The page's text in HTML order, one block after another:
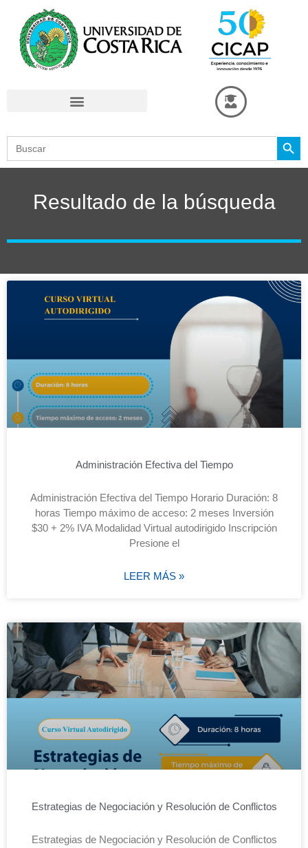
contenido
Search
for:
Search Button
Resultado de la búsqueda
Administración Efectiva del Tiempo
Administración Efectiva del Tiempo Horario Duración: 8
horas Tiempo máximo de acceso: 2 meses Inversión
$30 + 2% IVA Modalidad Virtual autodirigido Inscripción
Presione el
LEER MÁS »
Estrategias de Negociación y Resolución de Conflictos
Estrategias de Negociación y Resolución de Conflictos